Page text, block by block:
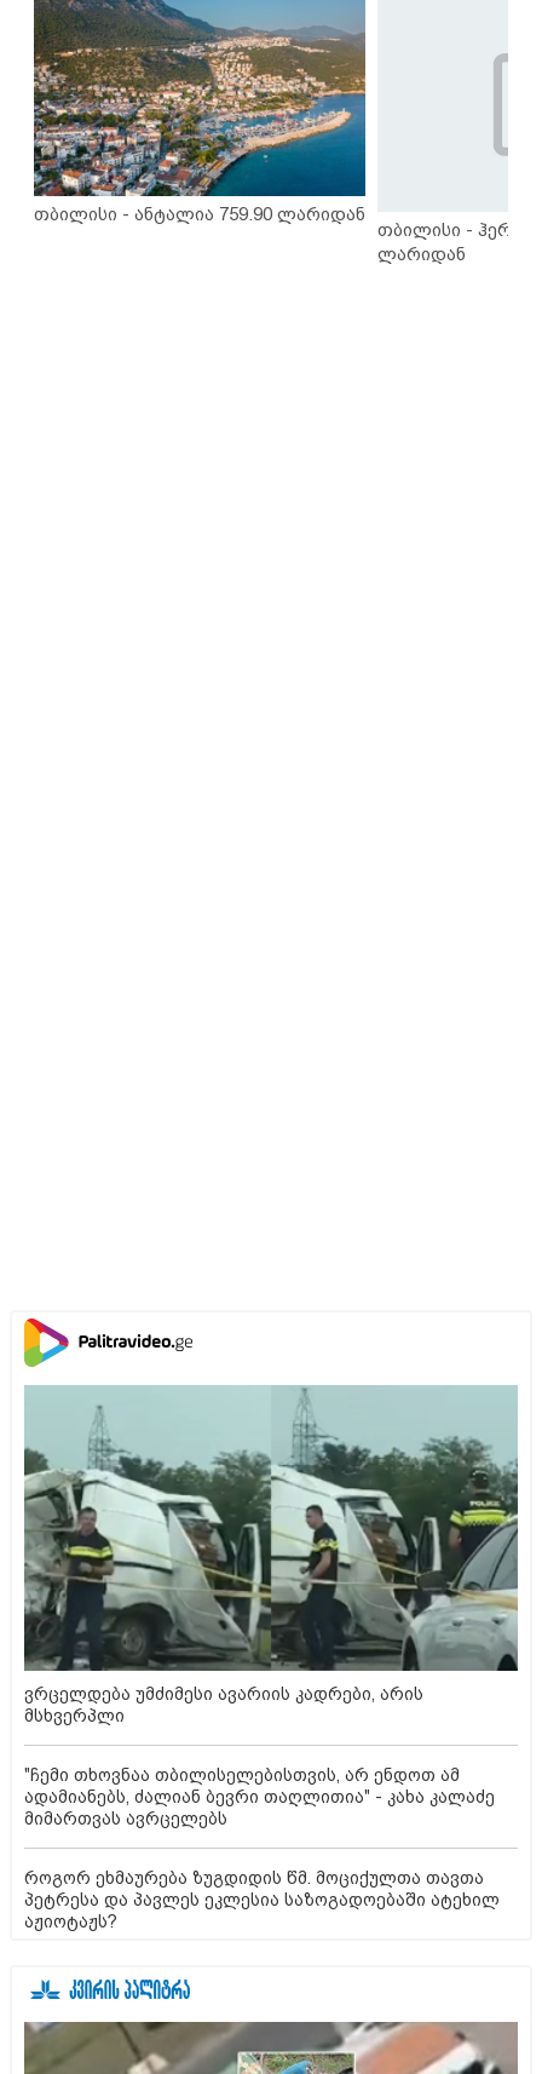
თბილისი - ანტალია 759.90 ლარიდან
თბილისი -
ლარიდან
ვრცელდება უმძიმესი ავარიის კადრები, არის
მსხვერპლი
"ჩემი თხოვნაა თბილისელებისთვის, არ ენდოთ ამ
ადამიანებს, ძალიან ბევრი თაღლითია" - კახა კალაძე
მიმართვას ავრცელებს
როგორ ეხმაურება ზუგდიდის წმ. მოციქულთა თავთა
პეტრესა და პავლეს ეკლესია საზოგადოებაში ატეხილ
აჟიოტაჟს?